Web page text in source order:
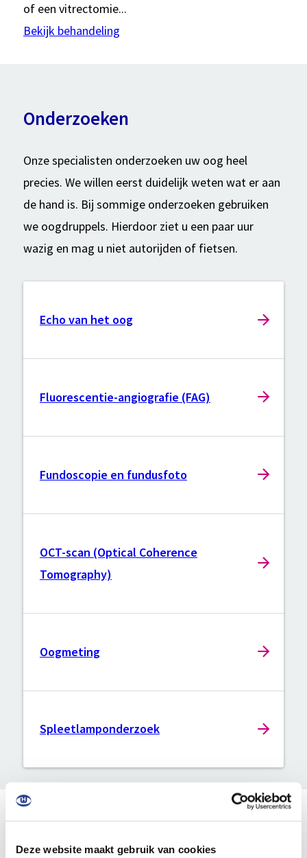
Deze website maakt gebruik van cookies
of een vitrectomie...
Bekijk behandeling
Onderzoeken
Onze specialisten onderzoeken uw oog heel
precies. We willen eerst duidelijk weten wat er aan
de hand is. Bij sommige onderzoeken gebruiken
we oogdruppels. Hierdoor ziet u een paar uur
wazig en mag u niet autorijden of fietsen.
Echo van het oog
Fluorescentie-angiografie (FAG)
Fundoscopie en fundusfoto
OCT-scan (Optical Coherence
Tomography)
Oogmeting
Spleetlamponderzoek
Afspraak maken of verwijzen